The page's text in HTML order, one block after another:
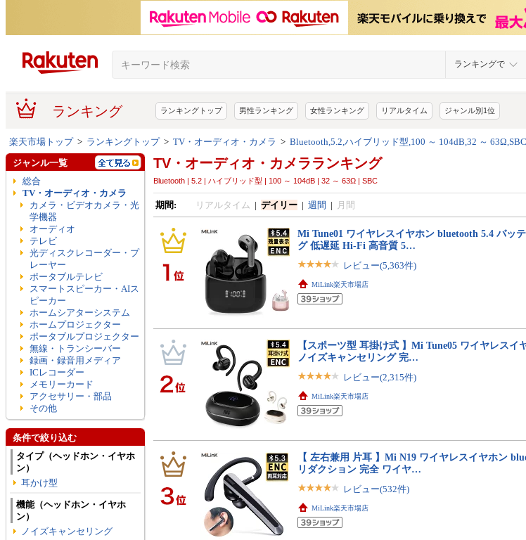
ランキングで
ランキング ランキングトップ 男性ランキング 女性ランキング リアルタイム ジャンル別1位
楽天市場トップ> ランキングトップ> TV・オーディオ・カメラ > Bluetooth,5.2,ハイブリッド型,100 ～ 104dB,32 ～ 63Ω,SBC
TV・オーディオ・カメラランキング
Bluetooth | 5.2 | ハイブリッド型 | 100 ～ 104dB | 32 ～ 63Ω | SBC
期間: リアルタイム | デイリー| 週間 | 月間
Mi Tune01 ワイヤレスイヤホン bluetooth 5.4 バッ
グ 低遅延 Hi-Fi 高音質 5…
レビュー(5,363件)
MiLink楽天市場店
【スポーツ型 耳掛け式 】Mi Tune05 ワイヤレス
ノイズキャンセリング 完…
レビュー(2,315件)
MiLink楽天市場店
【 左右兼用 片耳 】Mi N19 ワイヤレスイヤホン
リダクション 完全 ワイヤ…
レビュー(532件)
MiLink楽天市場店
ジャンル一覧
総合
TV・オーディオ・カメラ
カメラ・ビデオカメラ・光
学機器
オーディオ
テレビ
光ディスクレコーダー・プ
レーヤー
ポータブルテレビ
スマートスピーカー・AIス
ピーカー
ホームシアターシステム
ホームプロジェクター
ポータブルプロジェクター
無線・トランシーバー
録画・録音用メディア
ICレコーダー
メモリーカード
アクセサリー・部品
その他
条件で絞り込む
タイプ（ヘッドホン・イヤホ
ン）
耳かけ型
機能（ヘッドホン・イヤホ
ン）
ノイズキャンセリング